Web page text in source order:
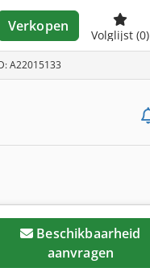
Verkopen
Volglijst (0)
A22015133
Beschikbaarheid
aanvragen